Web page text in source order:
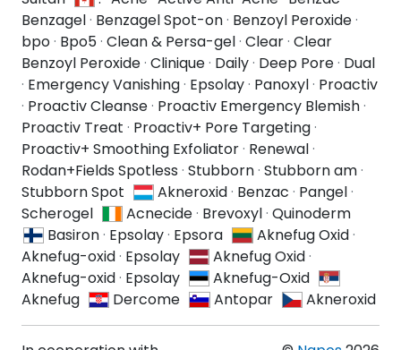
Benzagel· Benzagel Spot-on· Benzoyl Peroxide·
bpo· Bpo5· Clean & Persa-gel· Clear· Clear
Benzoyl Peroxide· Clinique· Daily· Deep Pore· Dual
· Emergency Vanishing· Epsolay· Panoxyl· Proactiv
· Proactiv Cleanse· Proactiv Emergency Blemish·
Proactiv Treat · Proactiv+ Pore Targeting·
Proactiv+ Smoothing Exfoliator· Renewal·
Rodan+Fields Spotless · Stubborn· Stubborn am·
Stubborn Spot
Akneroxid· Benzac · Pangel·
Scherogel
Acnecide· Brevoxyl·Quinoderm
Basiron· Epsolay· Epsora Aknefug Oxid·
Aknefug-oxid· Epsolay Aknefug Oxid·
Aknefug-oxid· Epsolay
Aknefug-Oxid
Aknefug
Dercome Antopar Akneroxid